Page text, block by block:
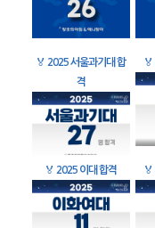
🏅 2025 서울과기대 합
격
🏅
🏅 2025 이대 합격 🏅